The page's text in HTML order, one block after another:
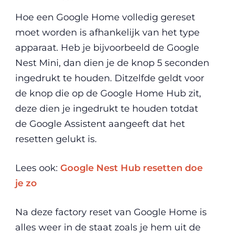
Hoe een Google Home volledig gereset
moet worden is afhankelijk van het type
apparaat. Heb je bijvoorbeeld de Google
Nest Mini, dan dien je de knop 5 seconden
ingedrukt te houden. Ditzelfde geldt voor
de knop die op de Google Home Hub zit,
deze dien je ingedrukt te houden totdat
de Google Assistent aangeeft dat het
resetten gelukt is.
Lees ook: Google Nest Hub resetten doe
je zo
Na deze factory reset van Google Home is
alles weer in de staat zoals je hem uit de